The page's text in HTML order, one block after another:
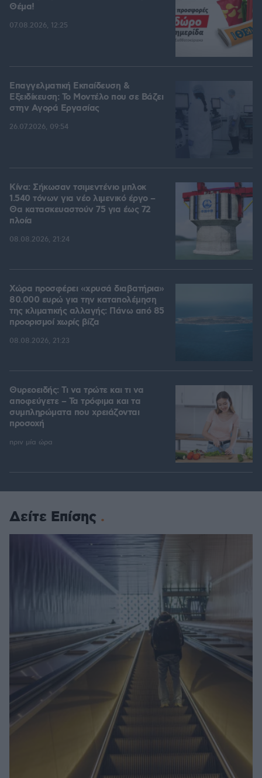
Θέμα!
07.08.2026, 12:25
Επαγγελματική Εκπαίδευση &
Εξειδίκευση: Το Mοντέλο που σε Bάζει
στην Aγορά Eργασίας
26.07.2026, 09:54
Κίνα: Σήκωσαν τσιμεντένιο μπλοκ
1.540 τόνων για νέο λιμενικό έργο –
Θα κατασκευαστούν 75 για έως 72
πλοία
08.08.2026, 21:24
Χώρα προσφέρει «χρυσά διαβατήρια»
80.000 ευρώ για την καταπολέμηση
της κλιματικής αλλαγής: Πάνω από 85
προορισμοί χωρίς βίζα
08.08.2026, 21:23
Θυρεοειδής: Τι να τρώτε και τι να
αποφεύγετε – Τα τρόφιμα και τα
συμπληρώματα που χρειάζονται
προσοχή
πριν μία ώρα
Δείτε Επίσης